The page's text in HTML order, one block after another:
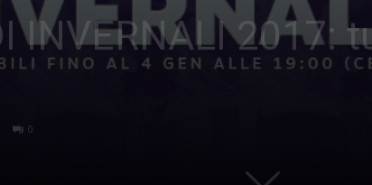
INVERNALI 2017:
0